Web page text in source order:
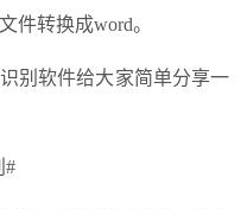
件转换成word。
别软件给大家简单分享一
#